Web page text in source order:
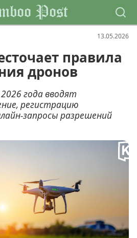
Post
13.05.2026
правила
дронов
года вводят
регистрацию
запросы разрешений